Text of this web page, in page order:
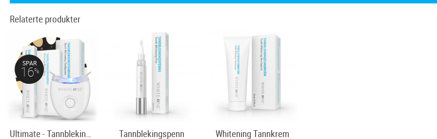
Relaterte produkter
Ultimate - Tannblekingssett
SPAR
16%
Tannblekingspenn Whitening Tannkrem